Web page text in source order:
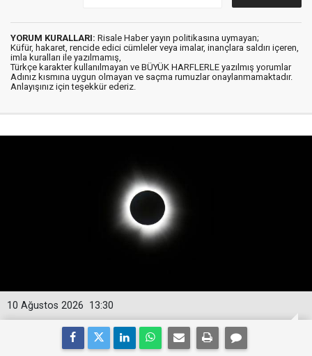
YORUM KURALLARI: Risale Haber yayın politikasına uymayan;
Küfür, hakaret, rencide edici cümleler veya imalar, inançlara saldırı içeren,
imla kuralları ile yazılmamış,
Türkçe karakter kullanılmayan ve BÜYÜK HARFLERLE yazılmış yorumlar
Adınız kısmına uygun olmayan ve saçma rumuzlar onaylanmamaktadır.
Anlayışınız için teşekkür ederiz.
13:30
10 Ağustos 2026